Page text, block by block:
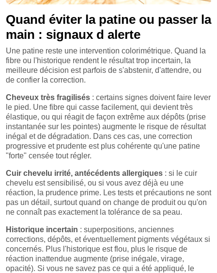
Quand éviter la patine ou passer la
main : signaux d alerte
Une patine reste une intervention colorimétrique. Quand la
fibre ou l'historique rendent le résultat trop incertain, la
meilleure décision est parfois de s'abstenir, d'attendre, ou
de confier la correction.
Cheveux très fragilisés : certains signes doivent faire lever
le pied. Une fibre qui casse facilement, qui devient très
élastique, ou qui réagit de façon extrême aux dépôts (prise
instantanée sur les pointes) augmente le risque de résultat
inégal et de dégradation. Dans ces cas, une correction
progressive et prudente est plus cohérente qu'une patine
"forte" censée tout régler.
Cuir chevelu irrité, antécédents allergiques : si le cuir
chevelu est sensibilisé, ou si vous avez déjà eu une
réaction, la prudence prime. Les tests et précautions ne sont
pas un détail, surtout quand on change de produit ou qu'on
ne connaît pas exactement la tolérance de sa peau.
Historique incertain : superpositions, anciennes
corrections, dépôts, et éventuellement pigments végétaux si
concernés. Plus l'historique est flou, plus le risque de
réaction inattendue augmente (prise inégale, virage,
opacité). Si vous ne savez pas ce qui a été appliqué, le